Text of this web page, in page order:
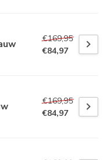
€169,95
€84,97
€169,95
€84,97